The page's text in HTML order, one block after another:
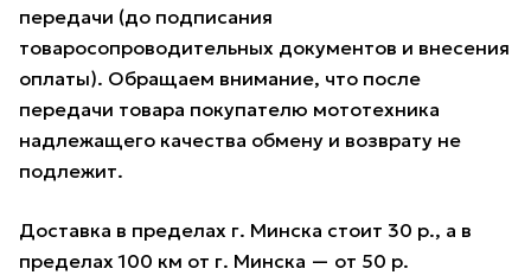
передачи (до подписания
товаросопроводительных документов и внесения
оплаты). Обращаем внимание, что после
передачи товара покупателю мототехника
надлежащего качества обмену и возврату не
подлежит.
Доставка в пределах г. Минска стоит 30 р., а в
пределах 100 км от г. Минска — от 50 р.